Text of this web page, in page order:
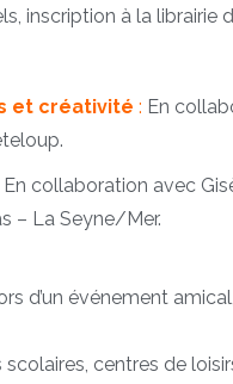
inscription à la librairie
et créativité : En
En collaboration avec
– La Seyne/Mer.
d’un événement
centres de